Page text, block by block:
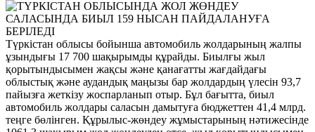
Түркістан облысы бойынша автомобиль жолдарының жалпы
ұзындығы 17 700 шақырымды құрайды. Биылғы жыл
қорытындысымен жақсы және қанағатты жағдайдағы
облыстық және аудандық маңызы бар жолдардың үлесін 93,7
пайызға жеткізу жоспарланып отыр. Бұл бағытта, биыл
автомобиль жолдары саласын дамытуға бюджеттен 41,4 млрд.
теңге бөлінген. Құрылыс-жөндеу жұмыстарының нәтижесінде